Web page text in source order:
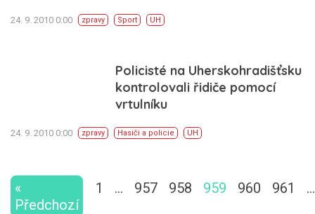
24. 9. 2010 0:00 zpravy Sport UH
Policisté na Uherskohradišťsku
kontrolovali řidiče pomocí
vrtulníku
24. 9. 2010 0:00 zpravy Hasiči a policie UH
«
Předchozí
1 … 957 958 959 960 961 …